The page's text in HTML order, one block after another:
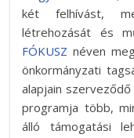
két felhívást,
létrehozását és
FÓKUSZ néven
önkormányzati
alapjain
programja több,
álló támogatási